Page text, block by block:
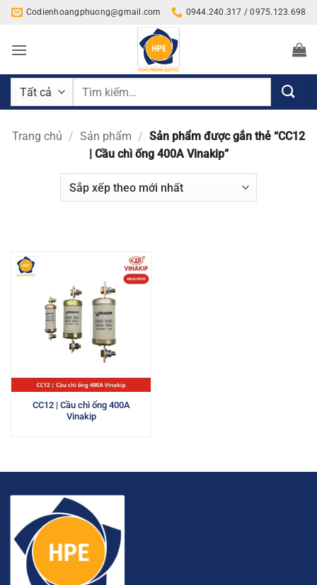
Bỏ
nội
Codienhoangphuong@gmail.com 0944.240.317 / 0975.123.698
Tìm
Trang chủ / Sản phẩm / Sản phẩm được gắn thẻ “CC12
| Cầu chì ống 400A Vinakip”
CC12 | Cầu chì ống 400A
Vinakip